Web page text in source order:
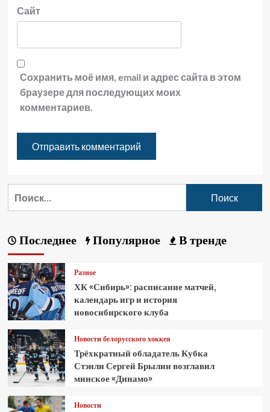
Сайт
Сохранить моё имя, email и адрес сайта в этом
браузере для последующих моих
комментариев.
Последнее Популярное В тренде
Разное
ХК «Сибирь»: расписание матчей,
календарь игр и история
новосибирского клуба
Новости белорусского хоккея
Трёхкратный обладатель Кубка
Стэнли Сергей Брылин возглавил
минское «Динамо»
Новости